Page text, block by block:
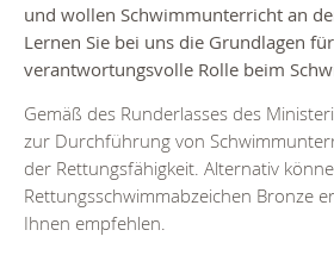
und wollen Schwimmunterricht an
Lernen Sie bei uns die Grundlagen
verantwortungsvolle Rolle beim
Gemäß des Runderlasses des
zur Durchführung von
der Rettungsfähigkeit. Alternativ
Rettungsschwimmabzeichen Bronze
Ihnen empfehlen.